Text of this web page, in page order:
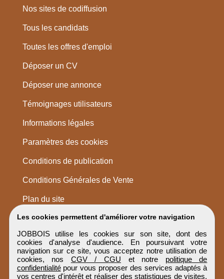
Les cookies permettent d'améliorer votre navigation
JOBBOIS utilise les cookies sur son site, dont des
cookies d'analyse d'audience. En poursuivant votre
navigation sur ce site, vous acceptez notre utilisation de
cookies, nos CGV / CGU et notre politique de
confidentialitépour vous proposer des services adaptés à
vos centres d'intérêt et réaliser des statistiques de visites.
Nos sites de codiffusion
Tous les candidats
Toutes les offres d'emploi
Déposer un CV
Déposer une annonce
Témoignages utilisateurs
Informations légales
Paramètres des cookies
Conditions de publication
Conditions Générales de Vente
Plan du site